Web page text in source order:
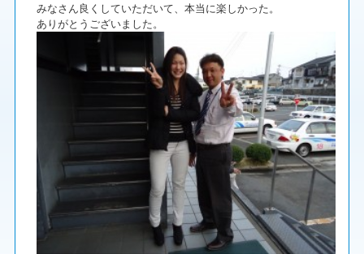
みなさん良くしていただいて、本当に楽しかった。
ありがとうございました。